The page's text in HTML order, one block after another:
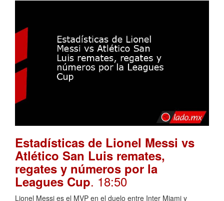
Estadísticas de Lionel Messi vs
Atlético San Luis remates,
regates y números por la
Leagues Cup. 18:50
Lionel Messi es el MVP en el duelo entre Inter Miami y